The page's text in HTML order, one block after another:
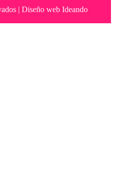
| Diseño web Ideando